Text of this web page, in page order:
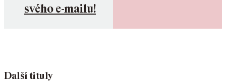
svého e-mailu!
Další tituly